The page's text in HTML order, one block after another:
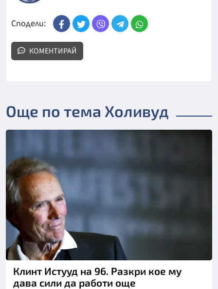
Сподели:
КОМЕНТИРАЙ
Още по тема Холивуд
Снимка: БГНЕС
Клинт Истууд на 96. Разкри кое му
дава сили да работи още